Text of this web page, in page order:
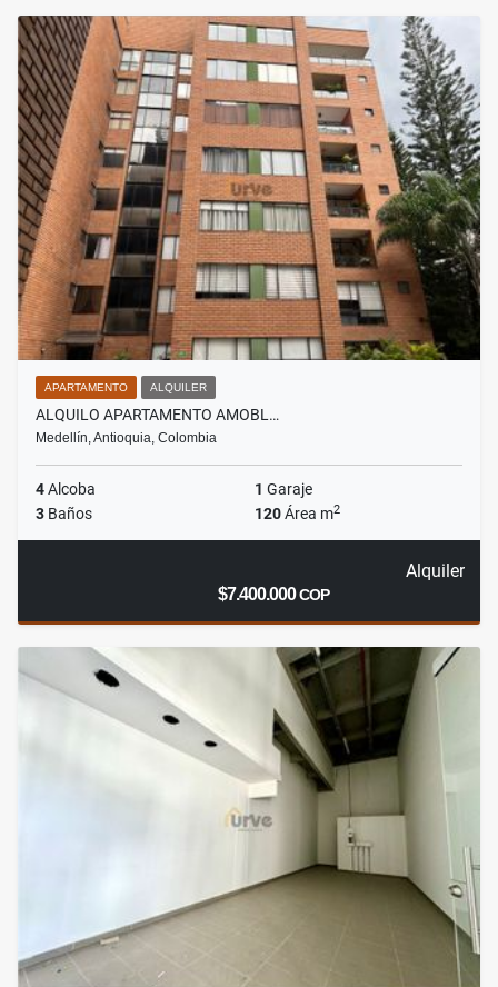
APARTAMENTO ALQUILER
ALQUILO APARTAMENTO AMOBL…
Medellín, Antioquia, Colombia
4Alcoba 1 Garaje
3 Baños 120Área m2
Alquiler
$7.400.000COP